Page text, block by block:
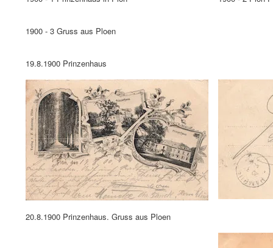
1900 - 3 Gruss aus Ploen
19.8.1900 Prinzenhaus
20.8.1900 Prinzenhaus. Gruss aus Ploen